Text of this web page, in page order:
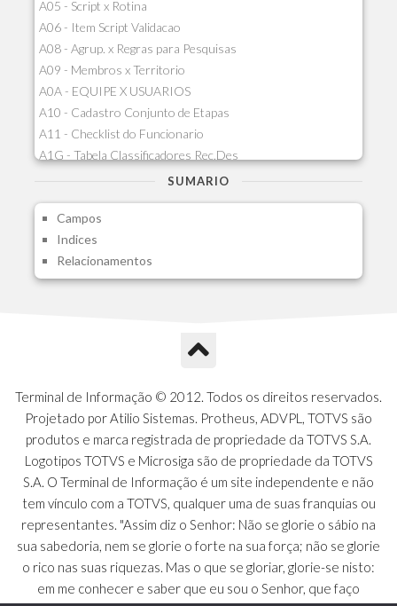
A05 - Script x Rotina
A06 - Item Script Validacao
A08 - Agrup. x Regras para Pesquisas
A09 - Membros x Territorio
A0A - EQUIPE X USUARIOS
A10 - Cadastro Conjunto de Etapas
A11 - Checklist do Funcionario
A1G - Tabela Classificadores Rec.Des
A1H - Itens Tabela Classif.Rec.Desp.
A1J - Itens Aglutinadores Visao
A1N - Tipos de Card
A1O - Cards Dashboard
A1P - Tipos de Charts
A1S - Notificacoes do Vendedor
A1U - Intermediadores
A1V - Schemas - Gestao de Vendas
A1W - Campos do Schema
A1X - CFDI Complemento Carta Porte
A1Y - Carta Porte - Localizacoes
A1Z - Carta Porte - Operadores
A20 - Nota Explicativa - PCO
A21 - FONTES FINANC.PPA
A22 - Itens Fontes Financ.PPA
A23 - Inflacao para metas anuais
A24 - PIB Estadual para metas anuais
SUMARIO
Campos
Indices
Relacionamentos
Terminal de Informação © 2012. Todos os direitos reservados.
Projetado por Atilio Sistemas. Protheus, ADVPL, TOTVS são
produtos e marca registrada de propriedade da TOTVS S.A.
Logotipos TOTVS e Microsiga são de propriedade da TOTVS
S.A. O Terminal de Informação é um site independente e não
tem vínculo com a TOTVS, qualquer uma de suas franquias ou
representantes. "Assim diz o Senhor: Não se glorie o sábio na
sua sabedoria, nem se glorie o forte na sua força; não se glorie
o rico nas suas riquezas. Mas o que se gloriar, glorie-se nisto:
em me conhecer e saber que eu sou o Senhor, que faço